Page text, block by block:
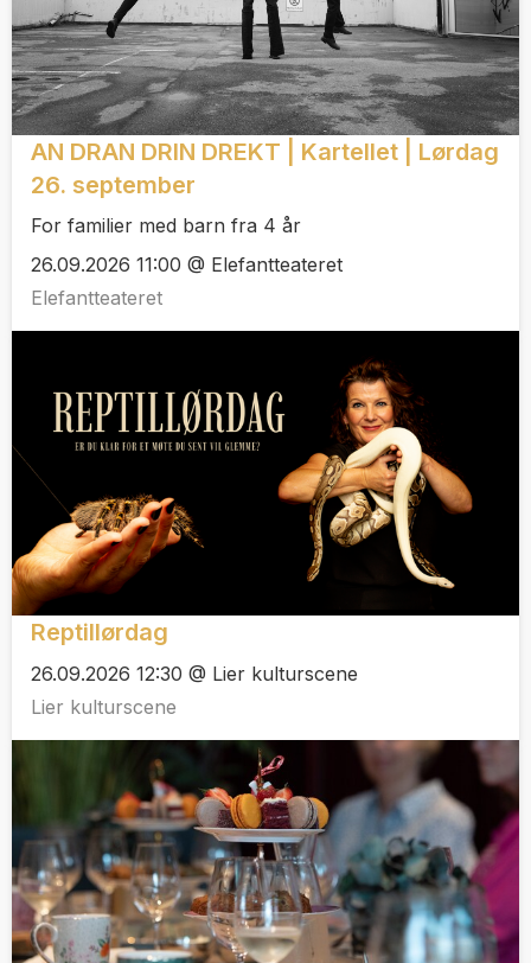
AN DRAN DRIN DREKT | Kartellet | Lørdag
26. september
For familier med barn fra 4 år
26.09.2026 11:00 @ Elefantteateret
Elefantteateret
Reptillørdag
26.09.2026 12:30 @ Lier kulturscene
Lier kulturscene